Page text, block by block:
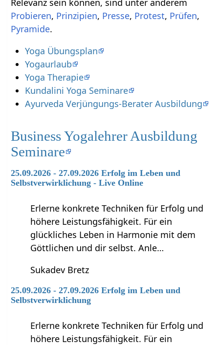
Relevanz sein können, sind unter anderem
, , , ,
,
.
Yoga Übungsplan
Yogaurlaub
Yoga Therapie
Kundalini Yoga Seminare
Ayurveda Verjüngungs-Berater Ausbildung
Business Yogalehrer Ausbildung
Seminare
25.09.2026 - 27.09.2026 Erfolg im Leben und
Selbstverwirklichung - Live Online
Erlerne konkrete Techniken für Erfolg und
höhere Leistungsfähigkeit. Für ein
glückliches Leben in Harmonie mit dem
Göttlichen und dir selbst. Anle…
Sukadev Bretz
25.09.2026 - 27.09.2026 Erfolg im Leben und
Selbstverwirklichung
Erlerne konkrete Techniken für Erfolg und
höhere Leistungsfähigkeit. Für ein